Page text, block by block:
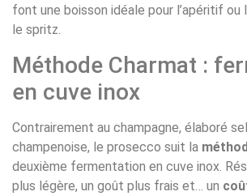
font une boisson idéale pour l’apéritif
le spritz.
Méthode Charmat :
en cuve inox
Contrairement au champagne, élaboré
champenoise, le prosecco suit la
deuxième fermentation en cuve inox.
plus légère, un goût plus frais et… un